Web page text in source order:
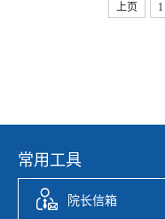
上页 1
常用工具
院长信箱